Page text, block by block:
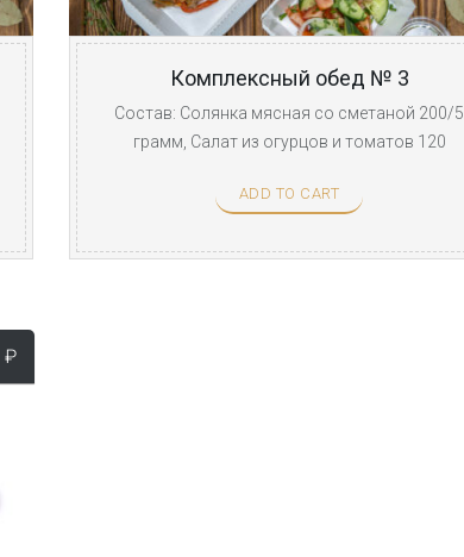
Комплексный обед № 3
Состав: Солянка мясная со сметаной 200/5
грамм, Салат из огурцов и томатов 120
ADD TO CART
₽